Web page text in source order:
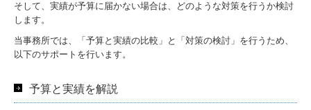
そして、実績が予算に届かない場合は、どのような対策を行うか検討
します。
当事務所では、「予算と実績の比較」と「対策の検討」を行うため、
以下のサポートを行います。
予算と実績を解説